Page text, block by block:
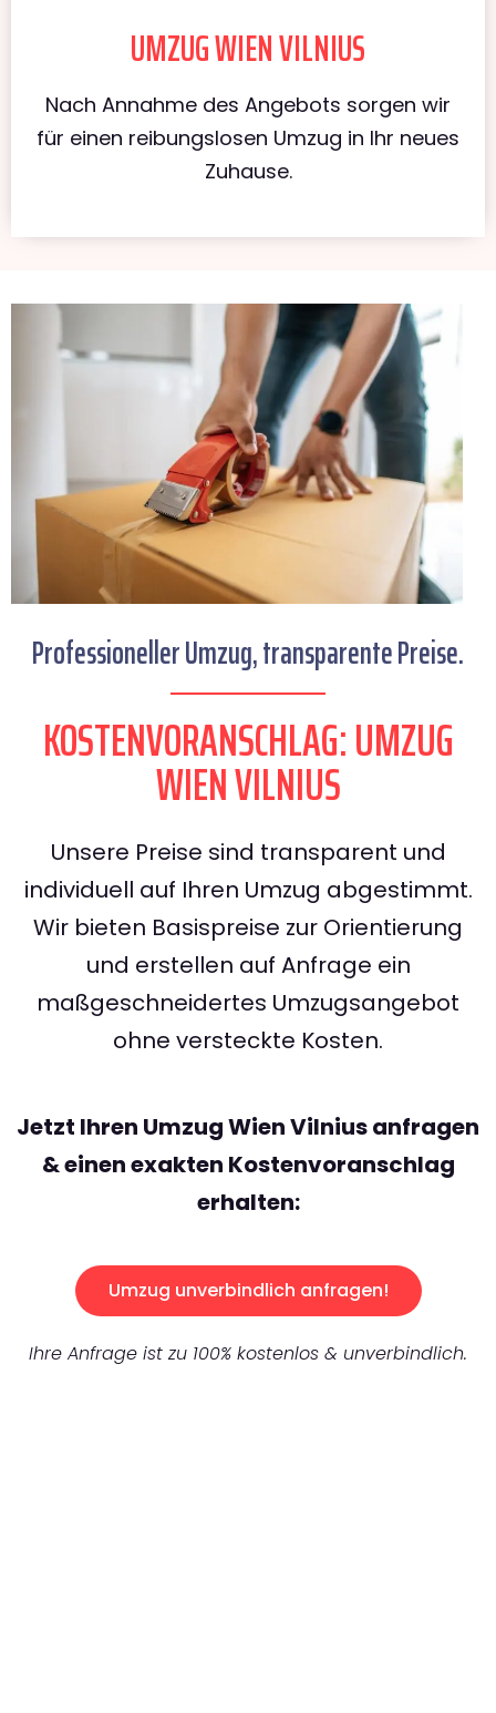
UMZUG WIEN VILNIUS
Nach Annahme des Angebots sorgen wir
für einen reibungslosen Umzug in Ihr neues
Zuhause.
Professioneller Umzug, transparente Preise.
KOSTENVORANSCHLAG: UMZUG
WIEN VILNIUS
Unsere Preise sind transparent und
individuell auf Ihren Umzug abgestimmt.
Wir bieten Basispreise zur Orientierung
und erstellen auf Anfrage ein
maßgeschneidertes Umzugsangebot
ohne versteckte Kosten.
Jetzt Ihren Umzug Wien Vilnius anfragen
& einen exakten Kostenvoranschlag
erhalten:
Umzug unverbindlich anfragen!
Ihre Anfrage ist zu 100% kostenlos & unverbindlich.